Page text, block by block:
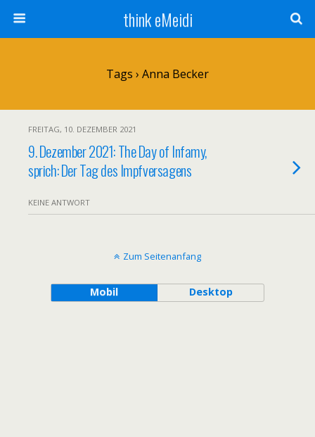
think eMeidi
Tags › Anna Becker
FREITAG, 10. DEZEMBER 2021
9. Dezember 2021: The Day of Infamy,
sprich: Der Tag des Impfversagens
KEINE ANTWORT
Zum Seitenanfang
Mobil Desktop